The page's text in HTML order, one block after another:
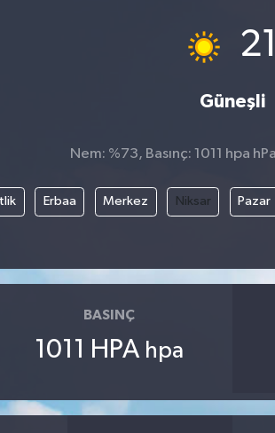
21
Güneşli
Nem: %73, Basınç: 1011 hpa
Erbaa Merkez Niksar Pazar
BASINÇ
1011 HPA hpa